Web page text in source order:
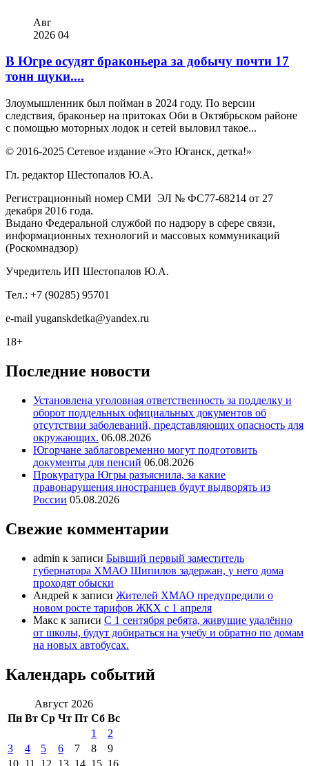
Авг
2026 04
В Югре осудят браконьера за добычу почти 17
тонн щуки....
Злоумышленник был пойман в 2024 году. По версии
следствия, браконьер на притоках Оби в Октябрьском районе
с помощью моторных лодок и сетей выловил такое...
© 2016-2025 Сетевое издание «Это Юганск, детка!»
Гл. редактор Шестопалов Ю.А.
Регистрационный номер СМИ ЭЛ № ФС77-68214 от 27
декабря 2016 года.
Выдано Федеральной службой по надзору в сфере связи,
информационных технологий и массовых коммуникаций
(Роскомнадзор)
Учредитель ИП Шестопалов Ю.А.
Тел.: +7 (90285) 95701
e-mail yuganskdetka@yandex.ru
18+
Последние новости
Установлена уголовная ответственность за подделку и
оборот поддельных официальных документов об
отсутствии заболеваний, представляющих опасность для
окружающих. 06.08.2026
Югорчане заблаговременно могут подготовить
документы для пенсий 06.08.2026
Прокуратура Югры разъяснила, за какие
правонарушения иностранцев будут выдворять из
России 05.08.2026
Свежие комментарии
admin к записи Бывший первый заместитель
губернатора ХМАО Шипилов задержан, у него дома
проходят обыски
Андрей к записи Жителей ХМАО предупредили о
новом росте тарифов ЖКХ с 1 апреля
Макс к записи С 1 сентября ребята, живущие удалённо
от школы, будут добираться на учебу и обратно по домам
на новых автобусах.
Календарь событий
Август 2026
Пн Вт Ср Чт Пт Сб Вс
1
2
3
4 5 6 7 8
9
10 11 12 13 14 15 16